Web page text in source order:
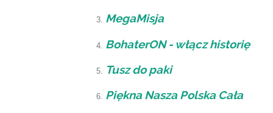
MegaMisja
BohaterON - włącz historię
Tusz do paki
Piękna Nasza Polska Cała